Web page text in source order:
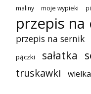
maliny moje wypieki
przepis na
przepis na sernik
pączki sałatka
truskawki